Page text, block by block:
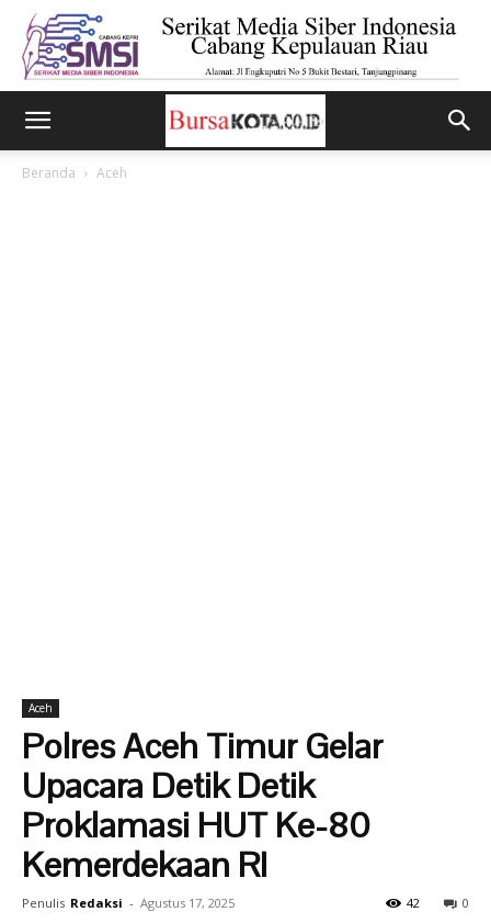
Beranda Aceh
Aceh
Polres Aceh Timur Gelar
Upacara Detik Detik
Proklamasi HUT Ke-80
Kemerdekaan RI
Penulis Redaksi - Agustus 17, 2025 0
42